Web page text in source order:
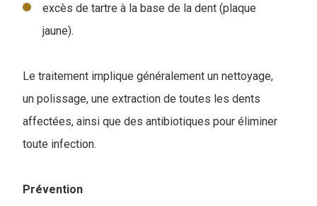
excès de tartre à la base de la dent (plaque
jaune).
Le traitement implique généralement un nettoyage,
un polissage, une extraction de toutes les dents
affectées, ainsi que des antibiotiques pour éliminer
toute infection.
Prévention